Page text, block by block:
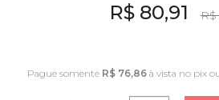
R$
R$ 80,91
Pague somente R$ 76,86à vista no pix